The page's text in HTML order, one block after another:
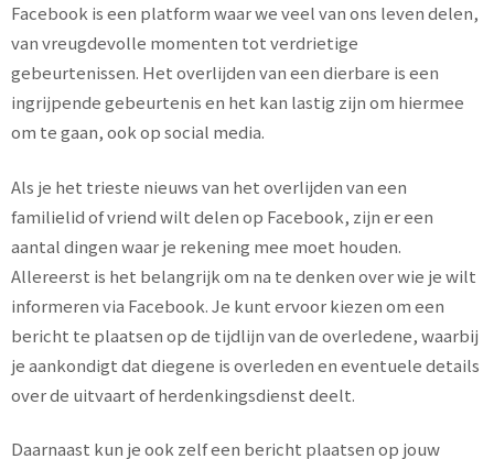
Facebook is een platform waar we veel van ons leven delen,
van vreugdevolle momenten tot verdrietige
gebeurtenissen. Het overlijden van een dierbare is een
ingrijpende gebeurtenis en het kan lastig zijn om hiermee
om te gaan, ook op social media.
Als je het trieste nieuws van het overlijden van een
familielid of vriend wilt delen op Facebook, zijn er een
aantal dingen waar je rekening mee moet houden.
Allereerst is het belangrijk om na te denken over wie je wilt
informeren via Facebook. Je kunt ervoor kiezen om een
bericht te plaatsen op de tijdlijn van de overledene, waarbij
je aankondigt dat diegene is overleden en eventuele details
over de uitvaart of herdenkingsdienst deelt.
Daarnaast kun je ook zelf een bericht plaatsen op jouw